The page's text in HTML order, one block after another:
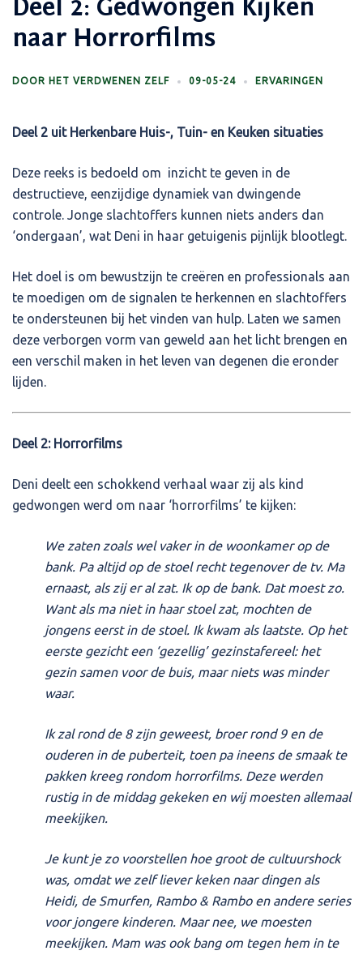
Deel 2: Gedwongen Kijken
naar Horrorfilms
DOOR HET VERDWENEN ZELF 09-05-24 ERVARINGEN
Deel 2 uit Herkenbare Huis-, Tuin- en Keuken situaties
Deze reeks is bedoeld om inzicht te geven in de
destructieve, eenzijdige dynamiek van dwingende
controle. Jonge slachtoffers kunnen niets anders dan
‘ondergaan’, wat Deni in haar getuigenis pijnlijk blootlegt.
Het doel is om bewustzijn te creëren en professionals aan
te moedigen om de signalen te herkennen en slachtoffers
te ondersteunen bij het vinden van hulp. Laten we samen
deze verborgen vorm van geweld aan het licht brengen en
een verschil maken in het leven van degenen die eronder
lijden.
Deel 2: Horrorfilms
Deni deelt een schokkend verhaal waar zij als kind
gedwongen werd om naar ‘horrorfilms’ te kijken:
We zaten zoals wel vaker in de woonkamer op de
bank. Pa altijd op de stoel recht tegenover de tv. Ma
ernaast, als zij er al zat. Ik op de bank. Dat moest zo.
Want als ma niet in haar stoel zat, mochten de
jongens eerst in de stoel. Ik kwam als laatste. Op het
eerste gezicht een ‘gezellig’ gezinstafereel: het
gezin samen voor de buis, maar niets was minder
waar.
Ik zal rond de 8 zijn geweest, broer rond 9 en de
ouderen in de puberteit, toen pa ineens de smaak te
pakken kreeg rondom horrorfilms. Deze werden
rustig in de middag gekeken en wij moesten allemaal
meekijken.
Je kunt je zo voorstellen hoe groot de cultuurshock
was, omdat we zelf liever keken naar dingen als
Heidi, de Smurfen, Rambo & Rambo en andere series
voor jongere kinderen. Maar nee, we moesten
meekijken. Mam was ook bang om tegen hem in te